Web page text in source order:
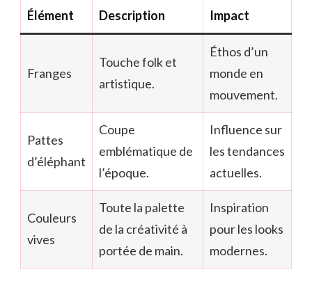
Élément Description Impact
Franges
Touche folk et
artistique.
Éthos d’un
monde en
mouvement.
Pattes
d’éléphant
Coupe
emblématique de
l’époque.
Influence sur
les tendances
actuelles.
Couleurs
vives
Toute la palette
de la créativité à
portée de main.
Inspiration
pour les looks
modernes.